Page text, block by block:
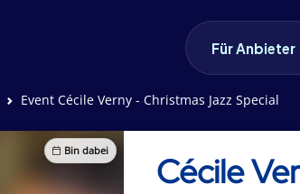
Für Anbieter
Event Cécile Verny - Christmas Jazz Special
Bin dabei Cécile